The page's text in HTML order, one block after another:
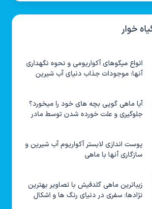
خوار
انواع میگوهای آکواریومی و نحوه نگهداری
آنها: موجودات جذاب دنیای آب شیرین
آیا ماهی گوپی بچه های خود را میخورد؟
جلوگیری و علت خورده شدن توسط مادر
پوست اندازی لابستر آکواریوم آب شیرین و
سازگاری آنها با ماهی
زیباترین ماهی گلدفیش با تصاویر بهترین
نژادها: سفری در دنیای رنگ ها و اشکال